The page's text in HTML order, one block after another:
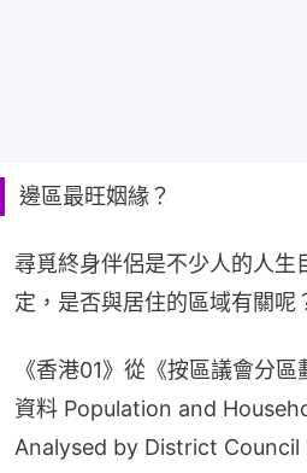
邊區最旺姻緣？
尋覓終身伴侶是不少人的人生
定，是否與居住的區域有關呢
《香港01》從《按區議會分
資料 Population and
Analysed by District Council